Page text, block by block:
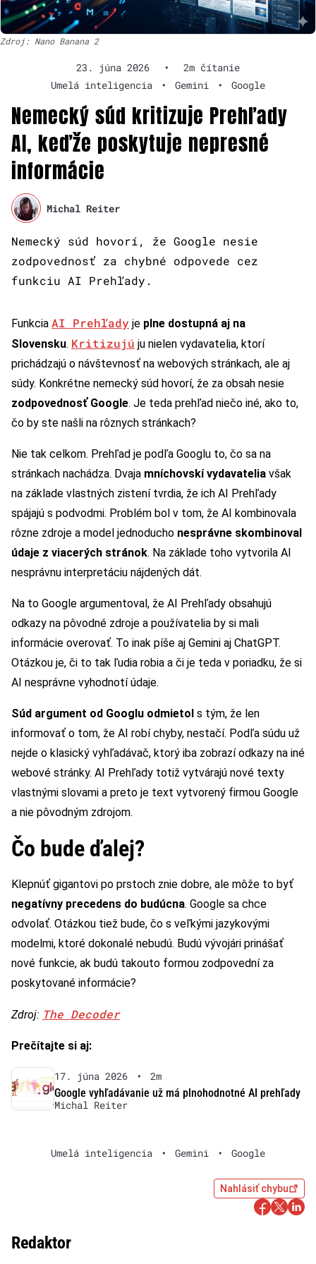
Zdroj: Nano Banana 2
23. júna 2026 •
2m čítanie
Umelá inteligencia
• Gemini • Google
Nemecký súd kritizuje Prehľady
AI, keďže poskytuje nepresné
informácie
Michal Reiter
Nemecký súd hovorí, že Google nesie
zodpovednosť za chybné odpovede cez
funkciu AI Prehľady.
Funkcia AI Prehľady je plne dostupná aj na
Slovensku. Kritizujú ju nielen vydavatelia, ktorí
prichádzajú o návštevnosť na webových stránkach, ale aj
súdy. Konkrétne nemecký súd hovorí, že za obsah nesie
zodpovednosť Google. Je teda prehľad niečo iné, ako to,
čo by ste našli na rôznych stránkach?
Nie tak celkom. Prehľad je podľa Googlu to, čo sa na
stránkach nachádza. Dvaja mníchovskí vydavatelia však
na základe vlastných zistení tvrdia, že ich AI Prehľady
spájajú s podvodmi. Problém bol v tom, že AI kombinovala
rôzne zdroje a model jednoducho nesprávne skombinoval
údaje z viacerých stránok. Na základe toho vytvorila AI
nesprávnu interpretáciu nájdených dát.
Na to Google argumentoval, že AI Prehľady obsahujú
odkazy na pôvodné zdroje a používatelia by si mali
informácie overovať. To inak píše aj Gemini aj ChatGPT.
Otázkou je, či to tak ľudia robia a či je teda v poriadku, že si
AI nesprávne vyhodnotí údaje.
Súd argument od Googlu odmietol s tým, že len
informovať o tom, že AI robí chyby, nestačí. Podľa súdu už
nejde o klasický vyhľadávač, ktorý iba zobrazí odkazy na iné
webové stránky. AI Prehľady totiž vytvárajú nové texty
vlastnými slovami a preto je text vytvorený firmou Google
a nie pôvodným zdrojom.
Čo bude ďalej?
Klepnúť gigantovi po prstoch znie dobre, ale môže to byť
negatívny precedens do budúcna. Google sa chce
odvolať. Otázkou tiež bude, čo s veľkými jazykovými
modelmi, ktoré dokonalé nebudú. Budú vývojári prinášať
nové funkcie, ak budú takouto formou zodpovední za
poskytované informácie?
Zdroj: The Decoder
Prečítajte si aj:
17. júna 2026 •
2m
Google vyhľadávanie už má plnohodnotné AI prehľady
Michal Reiter
Umelá inteligencia • Gemini • Google
Nahlásiť chybu
Redaktor